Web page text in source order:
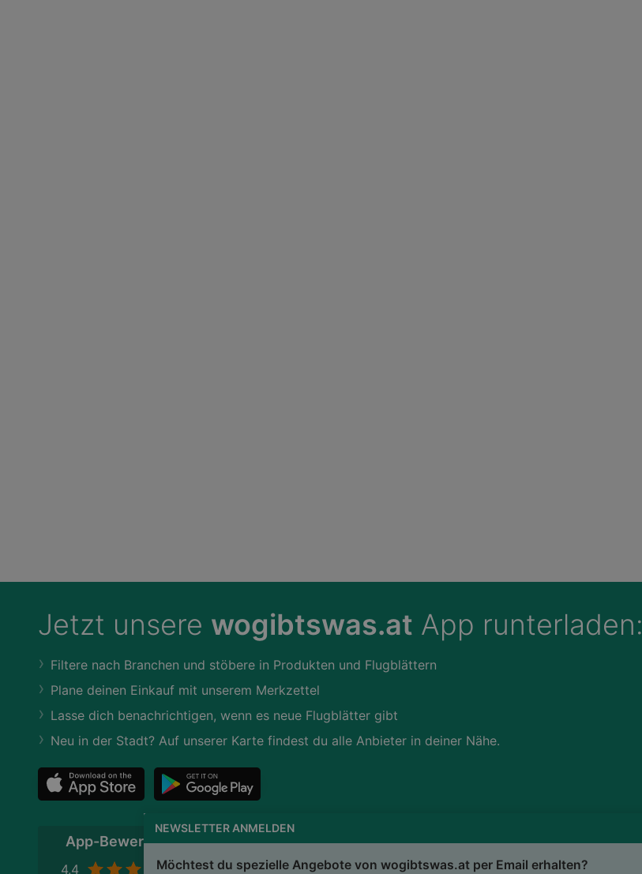
NEWSLETTER ANMELDEN
Möchtest du spezielle Angebote von wogibtswas.at per Email erhalten?
Jetzt unsere wogibtswas.at App runterladen:
Filtere nach Branchen und stöbere in Produkten und Flugblättern
Plane deinen Einkauf mit unserem Merkzettel
Lasse dich benachrichtigen, wenn es neue Flugblätter gibt
Neu in der Stadt? Auf unserer Karte findest du alle Anbieter in deiner Nähe.
App-Bewertung
4,4